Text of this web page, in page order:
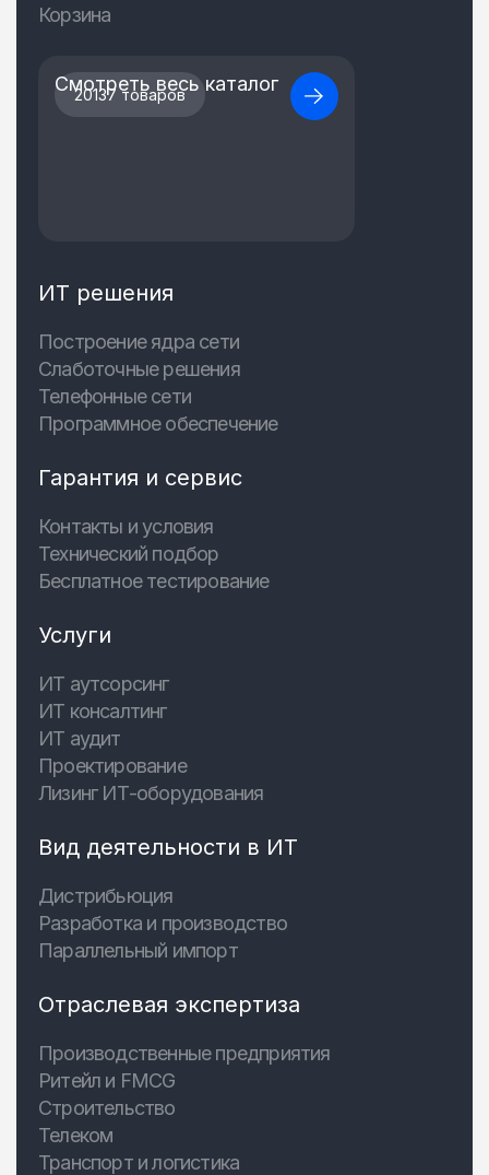
Корзина
20137 товаров
Смотреть весь каталог
ИТ решения
Построение ядра сети
Слаботочные решения
Телефонные сети
Программное обеспечение
Гарантия и сервис
Контакты и условия
Технический подбор
Бесплатное тестирование
Услуги
ИТ аутсорсинг
ИТ консалтинг
ИТ аудит
Проектирование
Лизинг ИТ-оборудования
Вид деятельности в ИТ
Дистрибьюция
Разработка и производство
Параллельный импорт
Отраслевая экспертиза
Производственные предприятия
Ритейл и FMCG
Строительство
Телеком
Транспорт и логистика